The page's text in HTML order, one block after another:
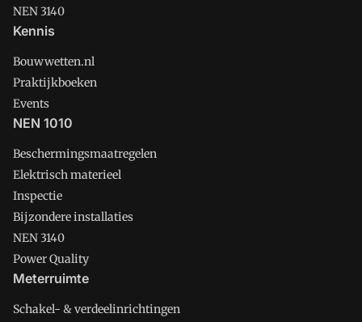
NEN 3140
Kennis
Bouwwetten.nl
Praktijkboeken
Events
NEN 1010
Beschermingsmaatregelen
Elektrisch materieel
Inspectie
Bijzondere installaties
NEN 3140
Power Quality
Meterruimte
Schakel- & verdeelinrichtingen